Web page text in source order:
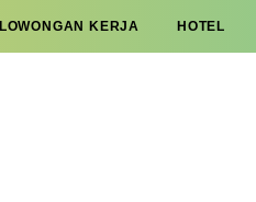
LOWONGAN KERJA HOTEL